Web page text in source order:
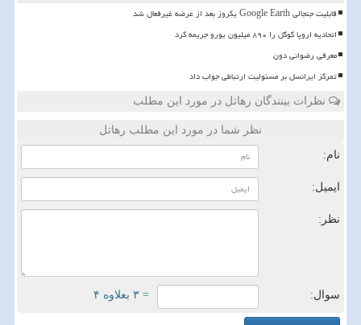
قابلیت جنجالی Google Earth یکروز بعد از عرضه غیرفعال شد
اتحادیه اروپا گوگل را ۸۹۰ میلیون یورو جریمه کرد
معرفی رضوانی دون
تمرکز ایرانسل بر مسئولیت ارتباطی جواب داد
نظرات بینندگان رهاتل در مورد این مطلب
نظر شما در مورد این مطلب رهاتل
نام:
ایمیل:
نظر:
سوال: = ۳ بعلاوه ۴